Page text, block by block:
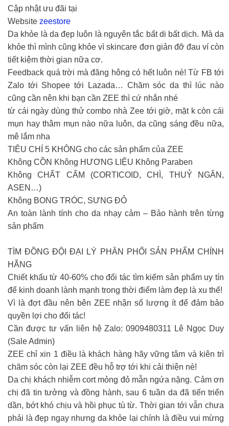
Cập nhật ưu đãi tại
Website zeestore
Da khỏe là da đẹp luôn là nguyên tắc bất di bất dịch. Mà da
khỏe thì mình cũng khỏe vì skincare đơn giản đỡ đau ví còn
tiết kiệm thời gian nữa cơ.
Feedback quá trời mà đăng hông có hết luôn nè! Từ FB tới
Zalo tới Shopee tới Lazada… Chăm sóc da thì lúc nào
cũng cần nên khi bạn cần ZEE thì cứ nhắn nhé
từ cái ngày dùng thử combo nhà Zee tới giờ, mặt k còn cái
mụn hay thâm mụn nào nữa luôn, da cũng sáng đều nữa,
mê lắm nha
TIÊU CHÍ 5 KHÔNG cho các sản phẩm của ZEE
Không CỒN Không HƯƠNG LIỆU Không Paraben
Không CHẤT CẤM (CORTICOID, CHÌ, THUỶ NGÂN,
ASEN…)
Không BONG TRÓC, SƯNG ĐỎ
An toàn lành tính cho da nhạy cảm – Bảo hành trên từng
sản phẩm
TÌM ĐỒNG ĐỘI ĐẠI LÝ PHÂN PHỐI SẢN PHẨM CHÍNH
HÃNG
Chiết khấu từ 40-60% cho đối tác tìm kiếm sản phẩm uy tín
để kinh doanh lành mạnh trong thời điểm làm đẹp là xu thế!
Vì là đợt đầu nên bên ZEE nhận số lượng ít để đảm bảo
quyền lợi cho đối tác!
Cần được tư vấn liên hệ Zalo: 0909480311 Lê Ngọc Duy
(Sale Admin)
ZEE chỉ xin 1 điều là khách hàng hãy vững tâm và kiên trì
chăm sóc còn lại ZEE đều hỗ trợ tới khi cải thiện nè!
Da chị khách nhiễm cort mỏng đỏ mẫn ngứa nặng. Cảm ơn
chị đã tin tưởng và đồng hành, sau 6 tuần da đã tiến triển
dần, bớt khó chịu và hồi phục tù từ. Thời gian tới vẫn chưa
phải là đẹp ngay nhưng da khỏe lại chính là điều vui mừng